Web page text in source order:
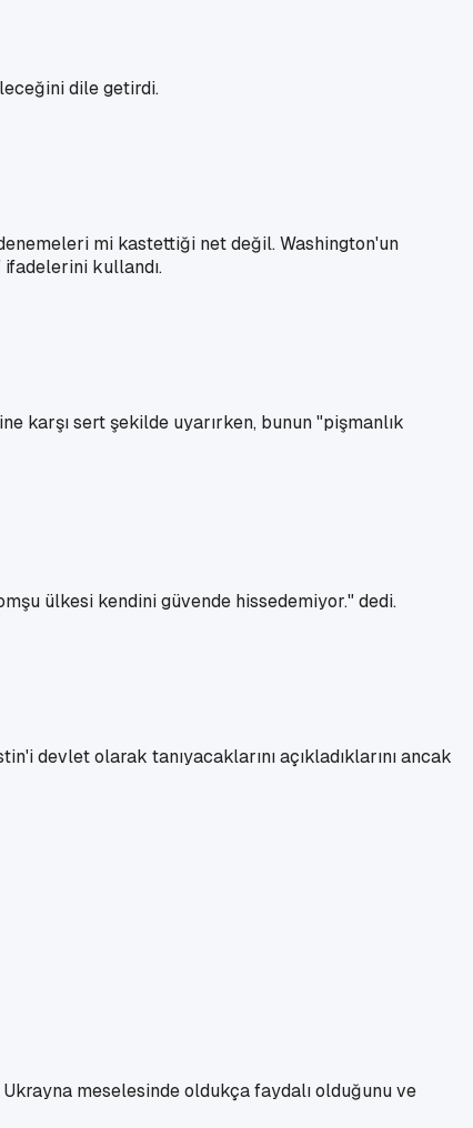
dile getirdi.
mi kastettiği net değil. Washington'un
ifadelerini kullandı.
karşı sert şekilde uyarırken, bunun "pişmanlık
ülkesi kendini güvende hissedemiyor." dedi.
devlet olarak tanıyacaklarını açıkladıklarını ancak
meselesinde oldukça faydalı olduğunu ve